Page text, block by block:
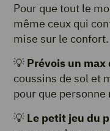
Pour que tout le
même ceux qui
mise sur le confort.
💡 Prévois un max
coussins de sol et
pour que personne
💡 Le petit jeu du